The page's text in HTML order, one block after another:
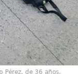
Pérez, de 36 años.